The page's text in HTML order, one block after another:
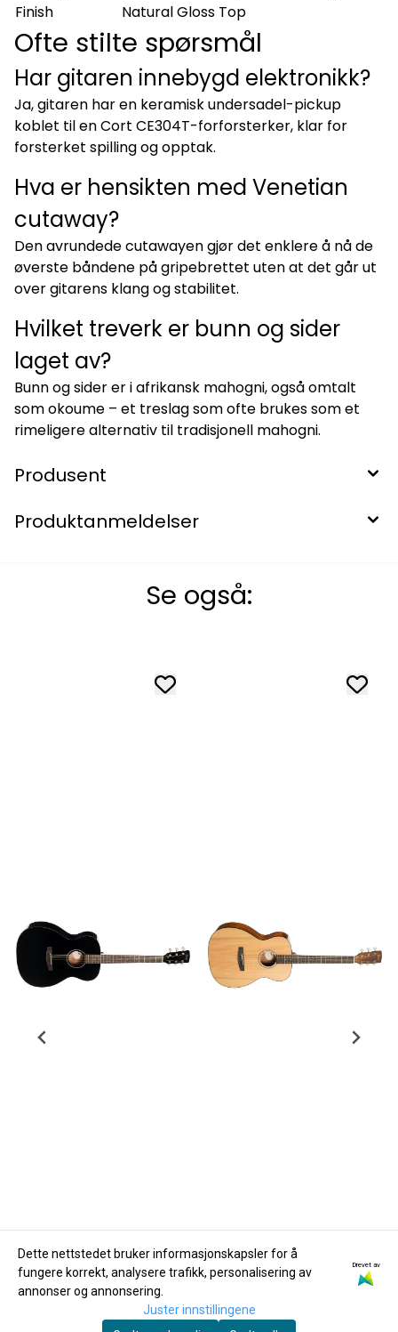
Finish
Natural Gloss Top
Ofte stilte spørsmål
Har gitaren innebygd elektronikk?
Ja, gitaren har en keramisk undersadel-pickup
koblet til en Cort CE304T-forforsterker, klar for
forsterket spilling og opptak.
Hva er hensikten med Venetian
cutaway?
Den avrundede cutawayen gjør det enklere å nå de
øverste båndene på gripebrettet uten at det går ut
over gitarens klang og stabilitet.
Hvilket treverk er bunn og sider
laget av?
Bunn og sider er i afrikansk mahogni, også omtalt
som okoume – et treslag som ofte brukes som et
rimeligere alternativ til tradisjonell mahogni.
Produsent
Produktanmeldelser
Se også:
Cort
Cort L 60 CE BK
Westerngitar med
Westerngitar med
Dette nettstedet bruker informasjonskapsler for å
fungere korrekt, analysere trafikk, personalisering av
annonser og annonsering.
Drevet av
Juster innstillingene